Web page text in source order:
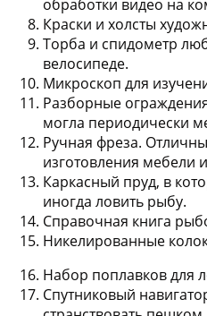
обработки видео на
Краски и холсты
Торба и спидометр
велосипеде.
Микроскоп для
Разборные
могла периодически
Ручная фреза.
изготовления мебели
Каркасный пруд, в
иногда ловить рыбу.
Справочная книга
Никелированные
Набор поплавков для
Спутниковый